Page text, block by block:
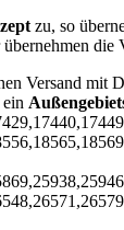
zu, so
die
Versand mit